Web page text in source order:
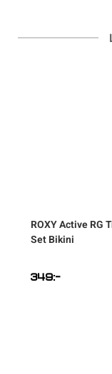
ROXYActive RG
Set Bikini
349:-